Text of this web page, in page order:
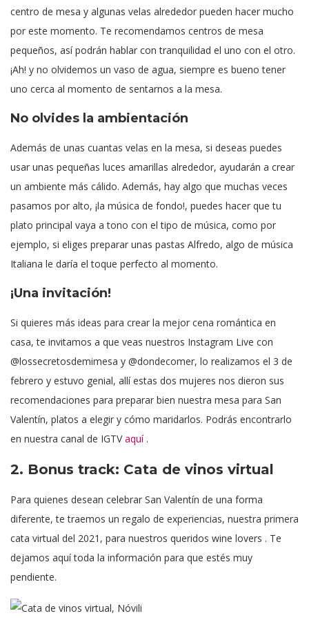
centro de mesa y algunas velas alrededor pueden hacer mucho
por este momento. Te recomendamos centros de mesa
pequeños, así podrán hablar con tranquilidad el uno con el otro.
¡Ah! y no olvidemos un vaso de agua, siempre es bueno tener
uno cerca al momento de sentarnos a la mesa.
No olvides la ambientación
Además de unas cuantas velas en la mesa, si deseas puedes
usar unas pequeñas luces amarillas alrededor, ayudarán a crear
un ambiente más cálido. Además, hay algo que muchas veces
pasamos por alto, ¡la música de fondo!, puedes hacer que tu
plato principal vaya a tono con el tipo de música, como por
ejemplo, si eliges preparar unas pastas Alfredo, algo de música
Italiana le daría el toque perfecto al momento.
¡Una invitación!
Si quieres más ideas para crear la mejor cena romántica en
casa, te invitamos a que veas nuestros Instagram Live con
@lossecretosdemimesa y @dondecomer, lo realizamos el 3 de
febrero y estuvo genial, allí estas dos mujeres nos dieron sus
recomendaciones para preparar bien nuestra mesa para San
Valentín, platos a elegir y cómo maridarlos. Podrás encontrarlo
en nuestra canal de IGTV aquí.
2. Bonus track: Cata de vinos virtual
Para quienes desean celebrar San Valentín de una forma
diferente, te traemos un regalo de experiencias, nuestra primera
cata virtual del 2021, para nuestros queridos wine lovers . Te
dejamos aquí toda la información para que estés muy
pendiente.